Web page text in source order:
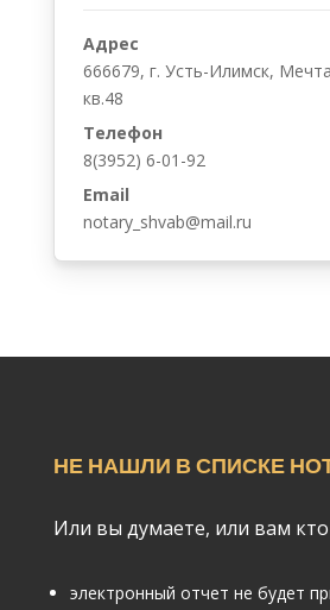
Адрес
666679, г. Усть-Илимск,
кв.48
Телефон
8(3952) 6-01-92
Email
notary_shvab@mail.ru
НЕ НАШЛИ В СПИСКЕ
Или вы думаете, или вам кто
электронный отчет не будет